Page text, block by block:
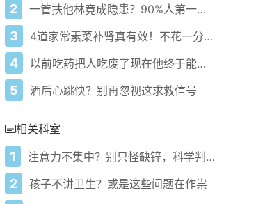
2 一管扶他林竟成隐患？90%人第一步就错了！
3 4道家常素菜补肾真有效！不花一分钱还比生蚝更温和
4 以前吃药把人吃废了现在他终于能好起来了
5 酒后心跳快？别再忽视这求救信号
相关科室
1 注意力不集中？别只怪缺锌，科学判断与应对指南
2 孩子不讲卫生？或是这些问题在作祟